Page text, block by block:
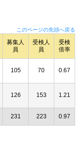
このページの先頭へ戻る
募集人
員
受検人
員
受検
倍率
105 70 0.67
126 153 1.21
231 223 0.97